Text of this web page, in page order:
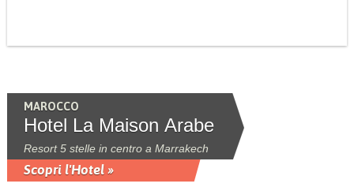
MAROCCO
Hotel La Maison Arabe
Resort 5 stelle in centro a Marrakech
Scopri l'Hotel »